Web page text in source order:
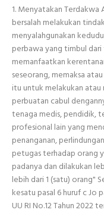
1. Menyatakan Terdakwa
bersalah melakukan
menyalahgunakan
perbawa yang timbul
memanfaatkan
seseorang, memaksa
itu untuk melakukan
perbuatan cabul
tenaga medis, pendidik,
profesional lain yang
penanganan,
petugas terhadap orang
padanya dan dilakukan
lebih dari 1 (satu) orang"
kesatu pasal 6 huruf c Jo
UU RI No.12 Tahun 2022